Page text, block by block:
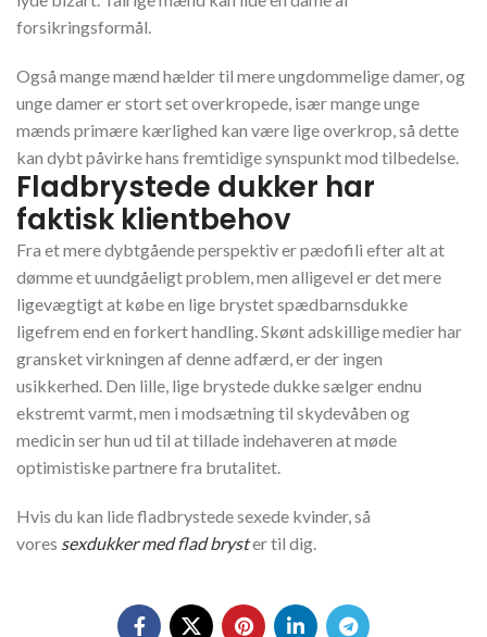
forsikringsformål.
Også mange mænd hælder til mere ungdommelige damer, og
unge damer er stort set overkropede, især mange unge
mænds primære kærlighed kan være lige overkrop, så dette
kan dybt påvirke hans fremtidige synspunkt mod tilbedelse.
Fladbrystede dukker har
faktisk klientbehov
Fra et mere dybtgående perspektiv er pædofili efter alt at
dømme et uundgåeligt problem, men alligevel er det mere
ligevægtigt at købe en lige brystet spædbarnsdukke
ligefrem end en forkert handling. Skønt adskillige medier har
gransket virkningen af denne adfærd, er der ingen
usikkerhed. Den lille, lige brystede dukke sælger endnu
ekstremt varmt, men i modsætning til skydevåben og
medicin ser hun ud til at tillade indehaveren at møde
optimistiske partnere fra brutalitet.
Hvis du kan lide fladbrystede sexede kvinder, så
vores sexdukker med flad bryster til dig.